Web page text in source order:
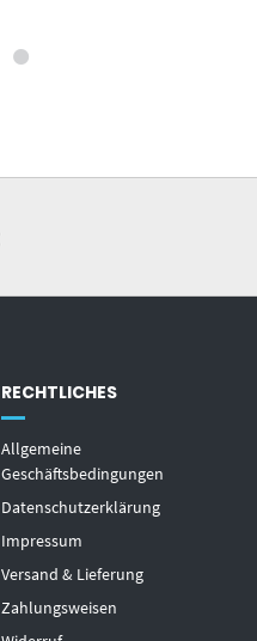
RECHTLICHES
Allgemeine
Geschäftsbedingungen
Datenschutzerklärung
Impressum
Versand & Lieferung
Zahlungsweisen